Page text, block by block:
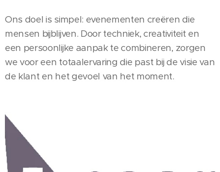
Ons doel is simpel: evenementen creëren die
mensen bijblijven. Door techniek, creativiteit en
een persoonlijke aanpak te combineren, zorgen
we voor een totaalervaring die past bij de visie van
de klant en het gevoel van het moment.